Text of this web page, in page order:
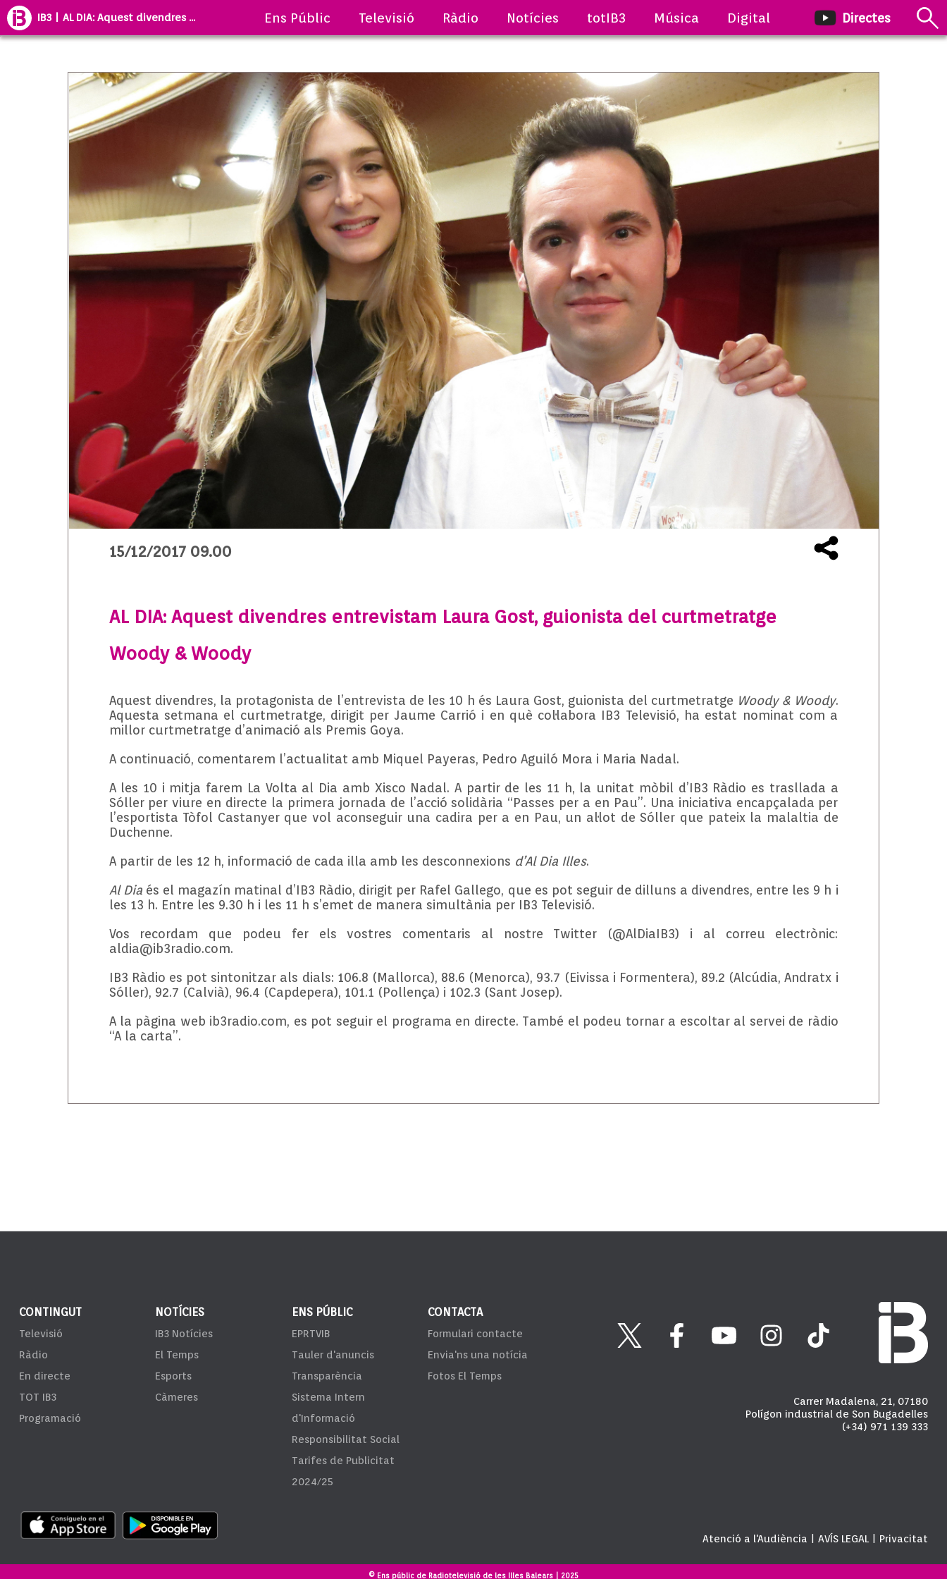
IB3 | AL DIA: Aquest divendres ... Ens Públic Televisió Ràdio Notícies totIB3 Música Digital Directes
15/12/2017 09.00
AL DIA: Aquest divendres entrevistam Laura Gost, guionista del curtmetratge
Woody & Woody
Aquest divendres, la protagonista de l’entrevista de les 10 h és Laura Gost, guionista del curtmetratge Woody & Woody.
Aquesta setmana el curtmetratge, dirigit per Jaume Carrió i en què col·labora IB3 Televisió, ha estat nominat com a
millor curtmetratge d’animació als Premis Goya.
A continuació, comentarem l’actualitat amb Miquel Payeras, Pedro Aguiló Mora i Maria Nadal.
A les 10 i mitja farem La Volta al Dia amb Xisco Nadal. A partir de les 11 h, la unitat mòbil d’IB3 Ràdio es trasllada a
Sóller per viure en directe la primera jornada de l’acció solidària “Passes per a en Pau”. Una iniciativa encapçalada per
l’esportista Tòfol Castanyer que vol aconseguir una cadira per a en Pau, un al·lot de Sóller que pateix la malaltia de
Duchenne.
A partir de les 12 h, informació de cada illa amb les desconnexions d’Al Dia Illes.
Al Diaés el magazín matinal d’IB3 Ràdio, dirigit per Rafel Gallego, que es pot seguir de dilluns a divendres, entre les 9 h i
les 13 h. Entre les 9.30 h i les 11 h s’emet de manera simultània per IB3 Televisió.
Vos recordam que podeu fer els vostres comentaris al nostre Twitter (@AlDiaIB3) i al correu electrònic:
aldia@ib3radio.com.
IB3 Ràdio es pot sintonitzar als dials: 106.8 (Mallorca), 88.6 (Menorca), 93.7 (Eivissa i Formentera), 89.2 (Alcúdia, Andratx i
Sóller), 92.7 (Calvià), 96.4 (Capdepera), 101.1 (Pollença) i 102.3 (Sant Josep).
A la pàgina web ib3radio.com, es pot seguir el programa en directe. També el podeu tornar a escoltar al servei de ràdio
“A la carta”.
CONTINGUT
Televisió
Ràdio
En directe
TOT IB3
Programació
NOTÍCIES
IB3 Notícies
El Temps
Esports
Càmeres
ENS PÚBLIC
EPRTVIB
Tauler d'anuncis
Transparència
Sistema Intern
d'Informació
Responsibilitat Social
Tarifes de Publicitat
2024/25
CONTACTA
Formulari contacte
Envia'ns una notícia
Fotos El Temps
Carrer Madalena, 21, 07180
Polígon industrial de Son Bugadelles
(+34) 971 139 333
Atenció a l'Audiència |AVÍS LEGAL Privacitat
© Ens públic de Radiotelevisió de les Illes Balears | 2025